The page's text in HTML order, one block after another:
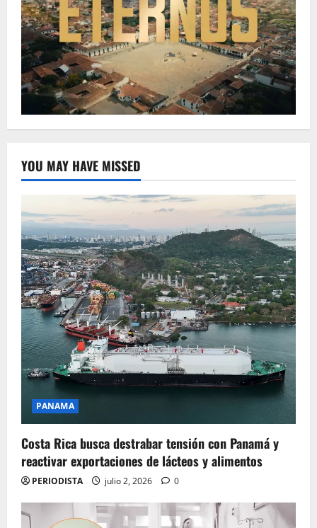
YOU MAY HAVE MISSED
PANAMA
Costa Rica busca destrabar tensión con Panamá y
reactivar exportaciones de lácteos y alimentos
PERIODISTA julio 2, 2026 0